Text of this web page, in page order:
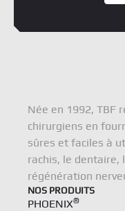
Née en 1992, TBF
chirurgiens en
sûres et faciles à
rachis, le dentaire,
régénération
NOS PRODUITS
PHOENIX®